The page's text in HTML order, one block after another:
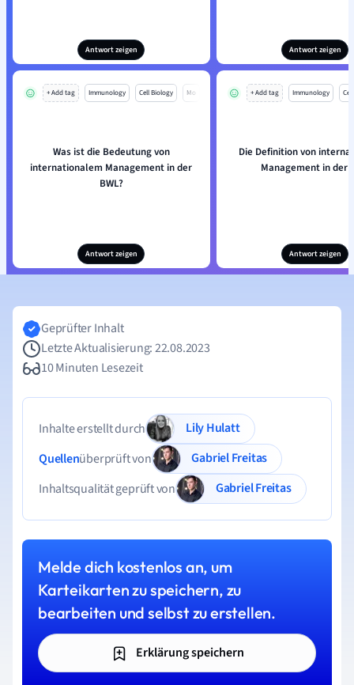
Antwort zeigen Antwort zeigen
+ Add tag Immunology Cell Biology Mo
Was ist die Bedeutung von
internationalem Management in der
BWL?
Antwort zeigen
+ Add tag Immunology
Die Definition von
Management in der
Antwort zeigen
Geprüfter Inhalt
Letzte Aktualisierung: 22.08.2023
10 Minuten Lesezeit
Inhalte erstellt durch
Lily Hulatt
Quellenüberprüft von
Gabriel Freitas
Inhaltsqualität geprüft von
Gabriel Freitas
Melde dich kostenlos an, um
Karteikarten zu speichern, zu
bearbeiten und selbst zu erstellen.
Erklärung speichern